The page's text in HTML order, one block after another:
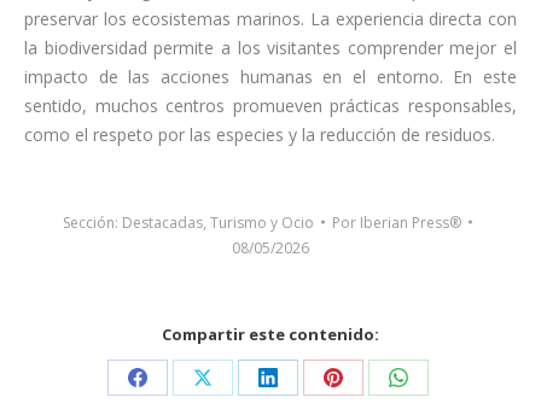
preservar los ecosistemas marinos. La experiencia directa con
la biodiversidad permite a los visitantes comprender mejor el
impacto de las acciones humanas en el entorno. En este
sentido, muchos centros promueven prácticas responsables,
como el respeto por las especies y la reducción de residuos.
Sección: Destacadas, Turismo y Ocio Por Iberian Press®
08/05/2026
Compartir este contenido:
Share Share Share Share Share